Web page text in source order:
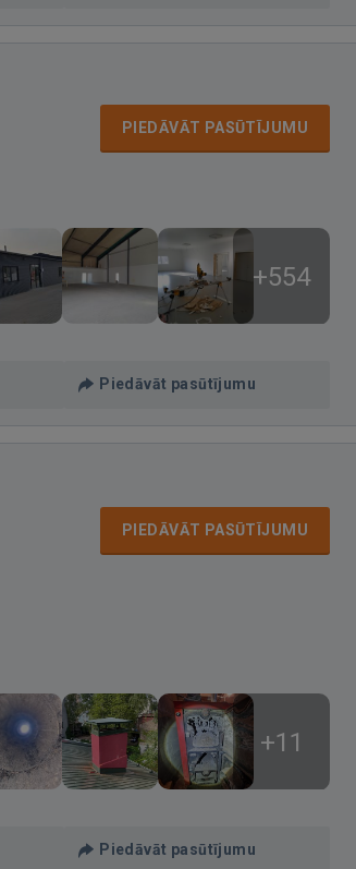
PIEDĀVĀT PASŪTĪJUMU
+554
Piedāvāt pasūtījumu
PIEDĀVĀT PASŪTĪJUMU
+11
Piedāvāt pasūtījumu